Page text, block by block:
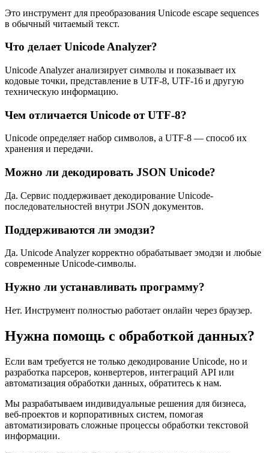
Это инструмент для преобразования Unicode escape sequences
в обычный читаемый текст.
Что делает Unicode Analyzer?
Unicode Analyzer анализирует символы и показывает их
кодовые точки, представление в UTF-8, UTF-16 и другую
техническую информацию.
Чем отличается Unicode от UTF-8?
Unicode определяет набор символов, а UTF-8 — способ их
хранения и передачи.
Можно ли декодировать JSON Unicode?
Да. Сервис поддерживает декодирование Unicode-
последовательностей внутри JSON документов.
Поддерживаются ли эмодзи?
Да. Unicode Analyzer корректно обрабатывает эмодзи и любые
современные Unicode-символы.
Нужно ли устанавливать программу?
Нет. Инструмент полностью работает онлайн через браузер.
Нужна помощь с обработкой данных?
Если вам требуется не только декодирование Unicode, но и
разработка парсеров, конвертеров, интеграций API или
автоматизация обработки данных, обратитесь к нам.
Мы разрабатываем индивидуальные решения для бизнеса,
веб-проектов и корпоративных систем, помогая
автоматизировать сложные процессы обработки текстовой
информации.